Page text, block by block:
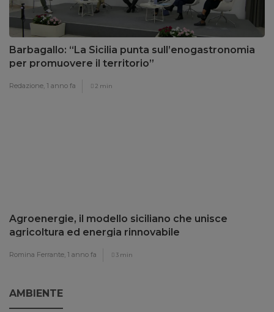
Barbagallo: “La Sicilia punta sull’enogastronomia
per promuovere il territorio”
Redazione, 1 anno fa 2 min
Agroenergie, il modello siciliano che unisce
agricoltura ed energia rinnovabile
Romina Ferrante, 1 anno fa 3 min
AMBIENTE